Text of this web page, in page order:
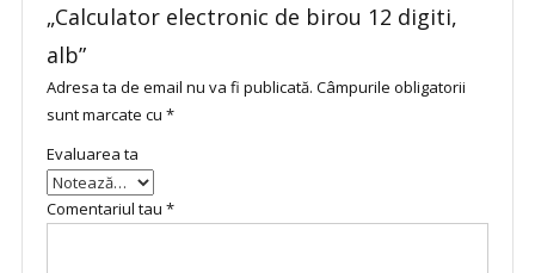
„Calculator electronic de birou 12 digiti,
alb”
Adresa ta de email nu va fi publicată. Câmpurile obligatorii
sunt marcate cu *
Evaluarea ta
Comentariul tau *